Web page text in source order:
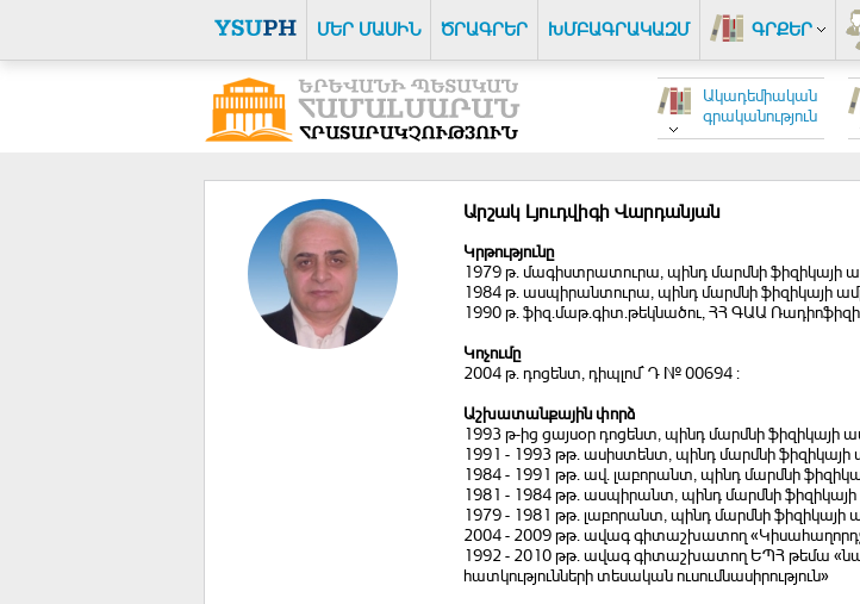
ՄԵՐ ՄԱՍԻՆ ԾՐԱԳՐԵՐ ԽՄԲԱԳՐԱԿԱԶՄ ԳՐՔԵՐ
Ակադեմիական
գրականություն
Արշակ Լյուդվիգի Վարդանյան
Կրթությունը
1979 թ. մագիստրատուրա, պինդ մարմնի ֆիզիկայի
1984 թ. ասպիրանտուրա, պինդ մարմնի ֆիզիկայի
1990 թ. ֆիզ.մաթ.գիտ.թեկնածու, ՀՀ ԳԱԱ
Կոչումը
2004 թ. դոցենտ, դիպլոմ` Դ № 00694 :
Աշխատանքային փորձ
1993 թ-ից ցայսօր դոցենտ, պինդ մարմնի ֆիզիկայի
1991 - 1993 թթ. ասիստենտ, պինդ մարմնի ֆիզիկայի
1984 - 1991 թթ. ավ. լաբորանտ, պինդ մարմնի
1981 - 1984 թթ. ասպիրանտ, պինդ մարմնի
1979 - 1981 թթ. լաբորանտ, պինդ մարմնի ֆիզիկայի
2004 - 2009 թթ. ավագ գիտաշխատող
1992 - 2010 թթ. ավագ գիտաշխատող ԵՊՀ թեմա
հատկությունների տեսական ուսումնասիրություն»